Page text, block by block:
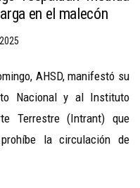
en el malecón
AHSD, manifestó su
Nacional y al Instituto
Terrestre (Intrant) que
la circulación de